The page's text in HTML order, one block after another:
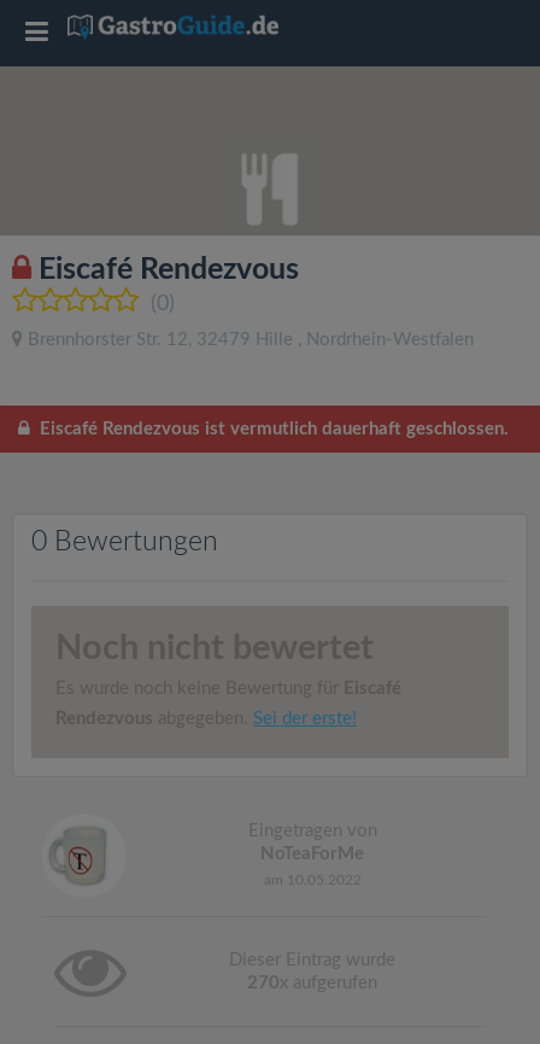
Eiscafé Rendezvous
(0)
Brennhorster Str. 12, 32479 Hille , Nordrhein-Westfalen
Eiscafé Rendezvous ist vermutlich dauerhaft geschlossen.
0 Bewertungen
Noch nicht bewertet
Es wurde noch keine Bewertung für Eiscafé
Rendezvous abgegeben. Sei der erste!
Eingetragen von
NoTeaForMe
am 10.05.2022
Dieser Eintrag wurde
270x aufgerufen
T
l
e
i